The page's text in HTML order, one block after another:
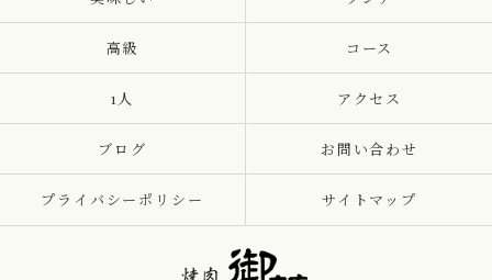
高級 コース
1人 アクセス
ブログ お問い合わせ
プライバシーポリシー サイトマップ